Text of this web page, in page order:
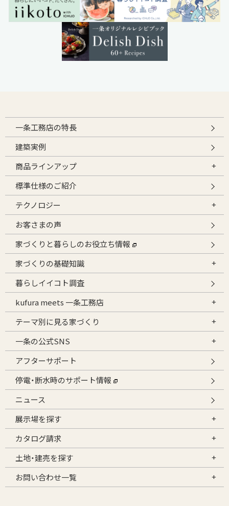
一条工務店の特長
建築実例
商品ラインアップ
標準仕様のご紹介
テクノロジー
お客さまの声
家づくりと暮らしのお役立ち情報
家づくりの基礎知識
暮らしイイコト調査
kufura meets 一条工務店
テーマ別に見る家づくり
一条の公式SNS
アフターサポート
停電・断水時のサポート情報
ニュース
展示場を探す
カタログ請求
土地・建売を探す
お問い合わせ一覧